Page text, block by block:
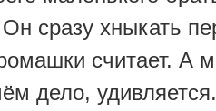
сразу хныкать
считает. А
дело, удивляется.